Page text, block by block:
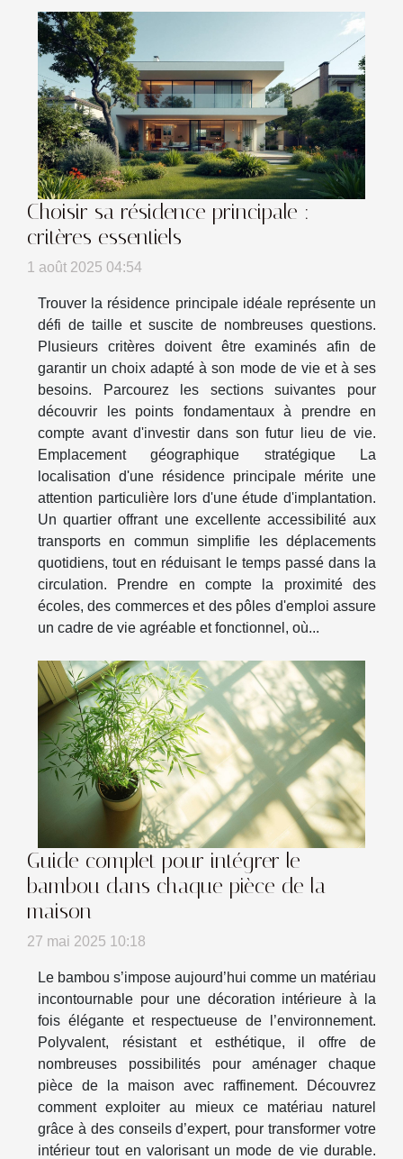
Choisir sa résidence principale :
critères essentiels
1 août 2025 04:54
Trouver la résidence principale idéale représente un
défi de taille et suscite de nombreuses questions.
Plusieurs critères doivent être examinés afin de
garantir un choix adapté à son mode de vie et à ses
besoins. Parcourez les sections suivantes pour
découvrir les points fondamentaux à prendre en
compte avant d'investir dans son futur lieu de vie.
Emplacement géographique stratégique La
localisation d'une résidence principale mérite une
attention particulière lors d'une étude d'implantation.
Un quartier offrant une excellente accessibilité aux
transports en commun simplifie les déplacements
quotidiens, tout en réduisant le temps passé dans la
circulation. Prendre en compte la proximité des
écoles, des commerces et des pôles d'emploi assure
un cadre de vie agréable et fonctionnel, où...
Guide complet pour intégrer le
bambou dans chaque pièce de la
maison
27 mai 2025 10:18
Le bambou s’impose aujourd’hui comme un matériau
incontournable pour une décoration intérieure à la
fois élégante et respectueuse de l’environnement.
Polyvalent, résistant et esthétique, il offre de
nombreuses possibilités pour aménager chaque
pièce de la maison avec raffinement. Découvrez
comment exploiter au mieux ce matériau naturel
grâce à des conseils d’expert, pour transformer votre
intérieur tout en valorisant un mode de vie durable.